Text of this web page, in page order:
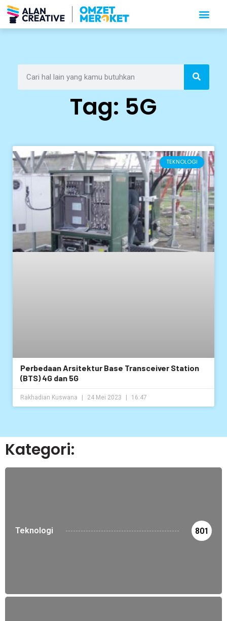
Tag: 5G
TEKNOLOGI
Perbedaan Arsitektur Base Transceiver Station
(BTS) 4G dan 5G
Rakhadian Kuswana 24 Mei 2023 16:47
Kategori:
Teknologi 801